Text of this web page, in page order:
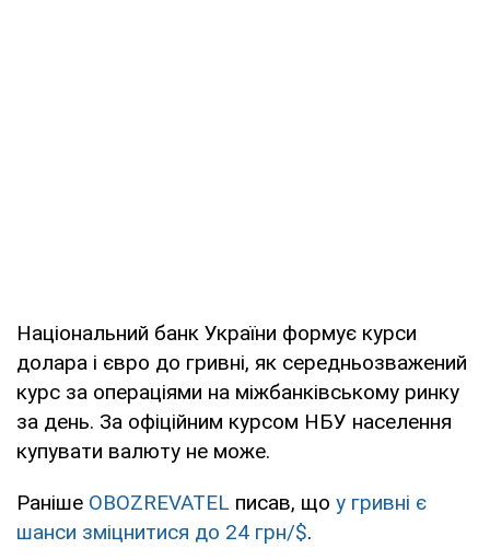
Національний банк України формує курси
долара і євро до гривні, як середньозважений
курс за операціями на міжбанківському ринку
за день. За офіційним курсом НБУ населення
купувати валюту не може.
Раніше OBOZREVATEL писав, що у гривні є
шанси зміцнитися до 24 грн/$.